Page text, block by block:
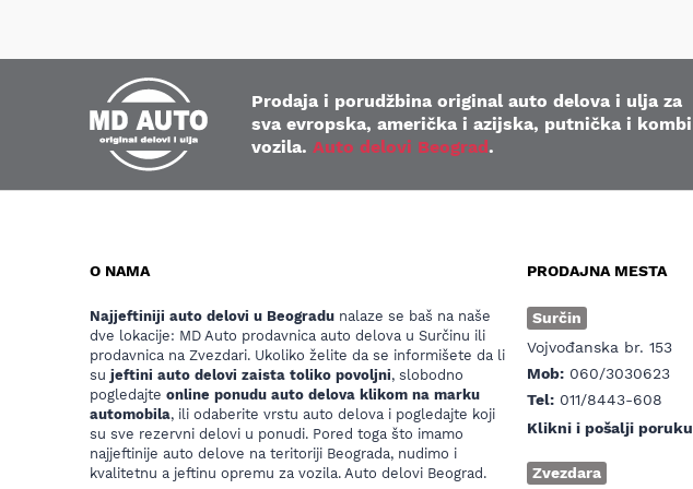
Prodaja i porudžbina original auto delova i ulja za
sva evropska, američka i azijska, putnička i kombi
vozila. Auto delovi Beograd.
O NAMA
Najjeftiniji auto delovi u Beogradu nalaze se baš na naše
dve lokacije: MD Auto prodavnica auto delova u Surčinu ili
prodavnica na Zvezdari. Ukoliko želite da se informišete da li
su jeftini auto delovi zaista toliko povoljni, slobodno
pogledajte online ponudu auto delova klikom na marku
automobila, ili odaberite vrstu auto delova i pogledajte koji
su sve rezervni delovi u ponudi. Pored toga što imamo
najjeftinije auto delove na teritoriji Beograda, nudimo i
kvalitetnu a jeftinu opremu za vozila. Auto delovi Beograd.
PRODAJNA MESTA
Surčin
Vojvođanska br. 153
Mob: 060/3030623
Tel: 011/8443-608
Klikni i pošalji poruku
Zvezdara